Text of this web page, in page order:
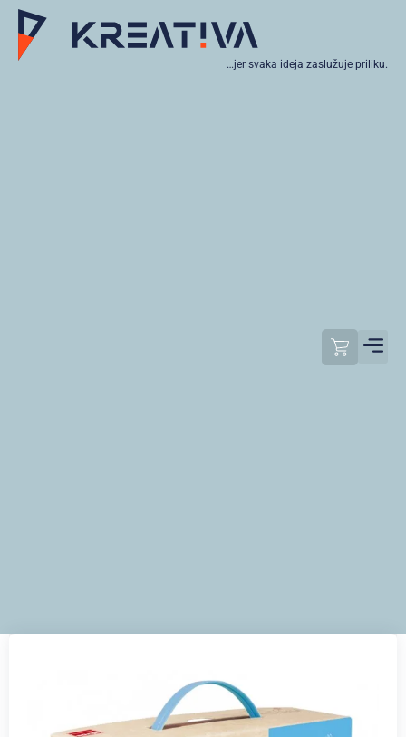
…jer svaka ideja zaslužuje priliku.